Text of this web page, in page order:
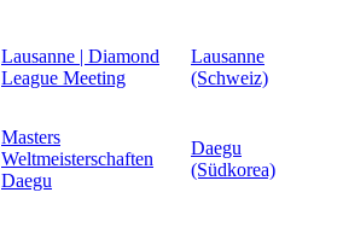
Lausanne | Diamond
League Meeting
Lausanne
(Schweiz)
Masters
Weltmeisterschaften
Daegu
Daegu
(Südkorea)